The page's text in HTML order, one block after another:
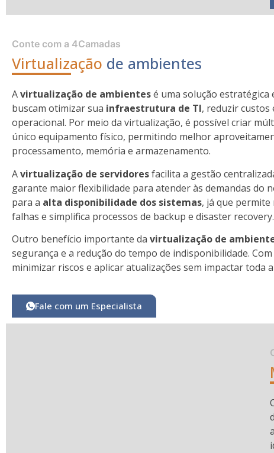
Conte com a 4Camadas
Virtualização de ambientes
Avirtualização de ambientesé uma solução estratégica
buscam otimizar sua infraestrutura de TI, reduzir custos
operacional. Por meio da virtualização, é possível criar
único equipamento físico, permitindo melhor
processamento, memória e armazenamento.
Avirtualização de servidoresfacilita a gestão
garante maior flexibilidade para atender às demandas do
para a alta disponibilidade dos sistemas, já que permite
falhas e simplifica processos de backup e disaster recovery.
Outro benefício importante da virtualização de
segurança e a redução do tempo de indisponibilidade.
minimizar riscos e aplicar atualizações sem impactar toda
Fale com um Especialista